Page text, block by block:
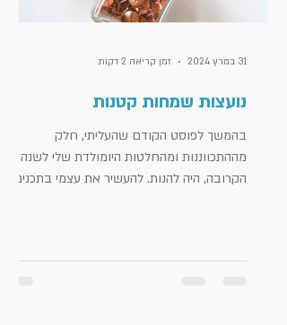
נועצות שמחות קטנות
בהמשך לפוסט הקודם שהעליתי, חלק
מההתכווננות ומהחלטות היומולדת שלי לשנה
הקרובה, היה להנות. להעשיר את עצמי בתכנים
31 במרץ 2024 זמן קריאה 2 דקות